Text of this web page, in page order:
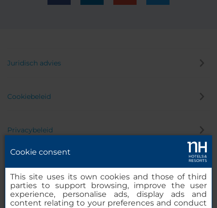
Juridisch advies
Cookiebeleid
Privacybeleid
Cookie consent
This site uses its own cookies and those of third
parties to support browsing, improve the user
experience, personalise ads, display ads and
content relating to your preferences and conduct